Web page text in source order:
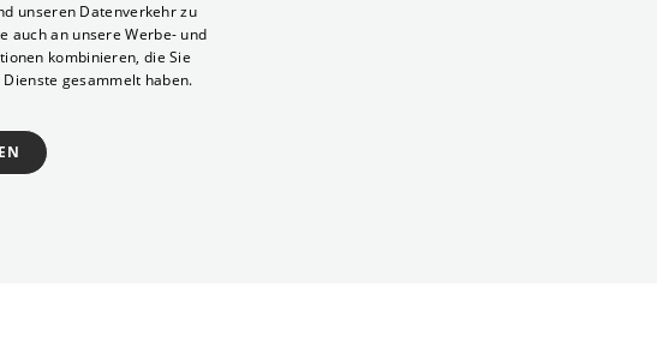
unseren Datenverkehr zu
auch an unsere Werbe- und
kombinieren, die Sie
gesammelt haben.